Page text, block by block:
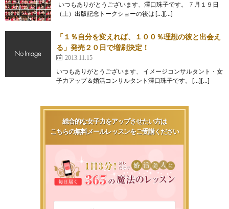
いつもありがとうございます、澤口珠子です。 ７月１９日
（土）出版記念トークショーの後は […][…]
「１％自分を変えれば、１００％理想の彼と出会え
る」発売２０日で増刷決定！
2013.11.15
いつもありがとうございます、 イメージコンサルタント・女
子力アップ＆婚活コンサルタント澤口珠子です。 […][…]
総合的な女子力をアップさせたい方は
こちらの無料メールレッスンをご受講ください